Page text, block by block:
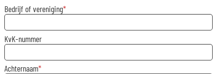
Bedrijf of vereniging
KvK-nummer
Achternaam